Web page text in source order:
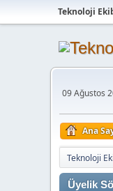
Teknoloji
09 Ağustos
Ana
Teknoloji
Üyelik